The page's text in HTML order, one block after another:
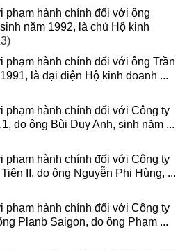
phạm hành chính đối với ông
năm 1992, là chủ Hộ kinh
phạm hành chính đối với ông Trần
là đại diện Hộ kinh doanh ...
phạm hành chính đối với Công ty
do ông Bùi Duy Anh, sinh năm ...
phạm hành chính đối với Công ty
II, do ông Nguyễn Phi Hùng, ...
phạm hành chính đối với Công ty
Planb Saigon, do ông Phạm ...